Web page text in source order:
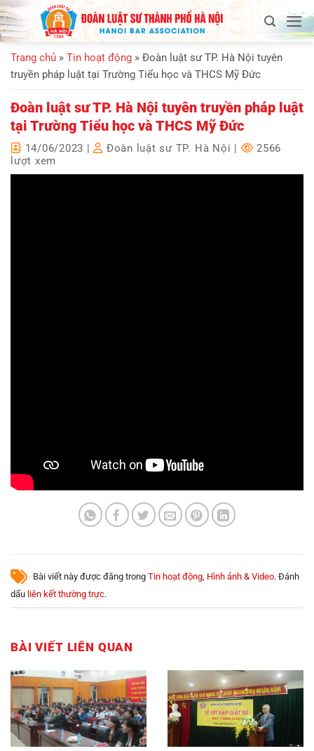
Bỏ
qua
nội
dung
Trang chủ » Tin hoạt động » Đoàn luật sư TP. Hà Nội tuyên
truyền pháp luật tại Trường Tiểu học và THCS Mỹ Đức
Đoàn luật sư TP. Hà Nội tuyên truyền pháp luật
tại Trường Tiểu học và THCS Mỹ Đức
14/06/2023 | Đoàn luật sư TP. Hà Nội |
2566
lượt xem
Bài viết này được đăng trong Tin hoạt động Hình ảnh & Video. Đánh
dấu liên kết thường trực.
BÀI VIẾT LIÊN QUAN